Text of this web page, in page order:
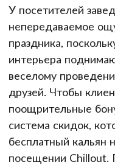
У посетителей
непередаваемое
праздника,
интерьера
веселому
друзей. Чтобы
поощрительные
система скидок,
бесплатный
посещении Chillout.